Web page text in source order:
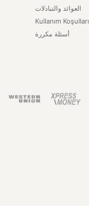
العوائد والتبادلات
Kullanım Koşulları
أسئلة مكررة